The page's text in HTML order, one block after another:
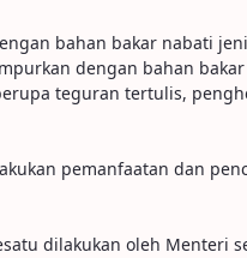
bahan bakar nabati
dengan bahan
teguran tertulis,
pemanfaatan dan
dilakukan oleh Menteri